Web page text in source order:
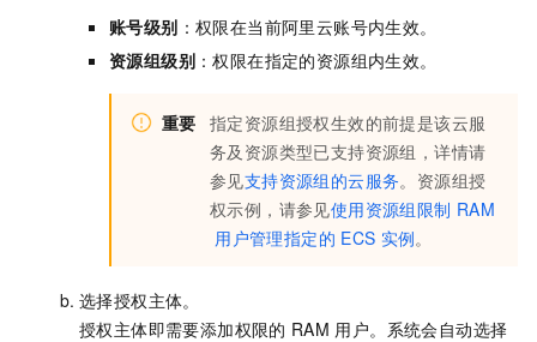
账号级别 ：权限在当前阿里云账号内生效。
资源组级别 ：权限在指定的资源组内生效。
重要 指定资源组授权生效的前提是该云服
务及资源类型已支持资源组，详情请
参见支持资源组的云服务。资源组授
权示例，请参见使用资源组限制 RAM
用户管理指定的 ECS 实例。
选择授权主体。
授权主体即需要添加权限的 RAM 用户。系统会自动选择